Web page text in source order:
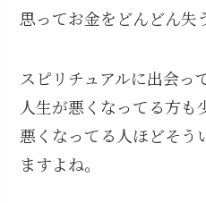
思ってお金をどんどん失
スピリチュアルに出会っ
人生が悪くなってる方
悪くなってる人ほどそう
ますよね。